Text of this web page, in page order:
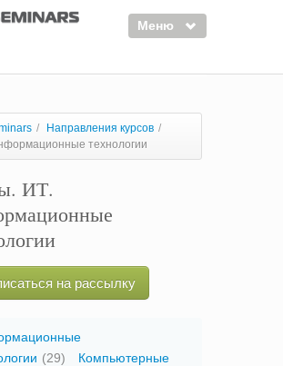
Меню
/ Направления курсов /
технологии
ИТ.
на рассылку
(29)
Компьютерные